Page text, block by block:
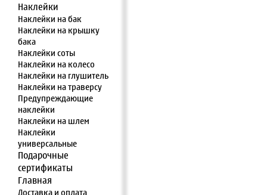
Наклейки
Наклейки на бак
Наклейки на крышку
бака
Наклейки соты
Наклейки на колесо
Наклейки на глушитель
Наклейки на траверсу
Предупреждающие
наклейки
Наклейки на шлем
Наклейки
универсальные
Подарочные
сертификаты
Главная